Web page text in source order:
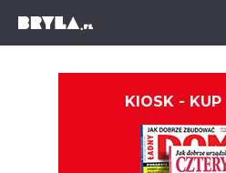
KIOSK - KUP